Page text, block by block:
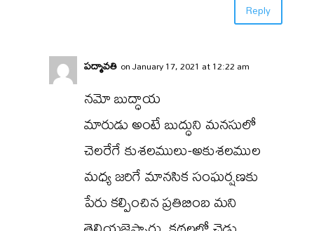
Reply
పద్మావతి on January 17, 2021 at 12:22 am
నమో బుద్ధాయ
మారుడు అంటే బుద్ధుని మనసులో
చెలరేగే కుశలములు-అకుశలముల
మధ్య జరిగే మానసిక సంఘర్షణకు
పేరు కల్పించిన ప్రతిబింబ మని